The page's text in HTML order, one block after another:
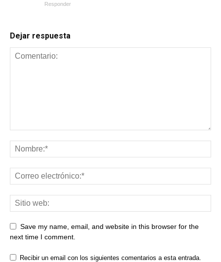
Responder
Dejar respuesta
Save my name, email, and website in this browser for the
next time I comment.
Recibir un email con los siguientes comentarios a esta entrada.